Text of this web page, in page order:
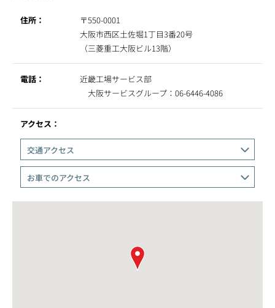
住所：
〒550-0001
大阪市西区土佐堀1丁目3番20号
（三菱重工大阪ビル13階）
電話：
近畿工場サービス部
大阪サービスグループ：06-6446-4086
アクセス：
交通アクセス
お車でのアクセス